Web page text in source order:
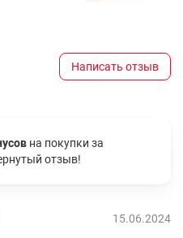
Написать отзыв
на покупки за
отзыв!
15.06.2024